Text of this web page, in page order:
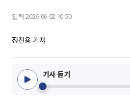
입력 2026-06-02 10:50
정진용 기자
기사 듣기